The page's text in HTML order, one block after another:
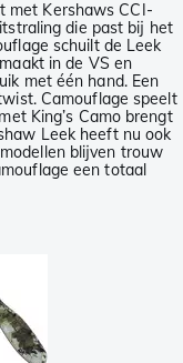
met Kershaws CCI-
die past bij het
schuilt de Leek
in de VS en
met één hand. Een
Camouflage speelt
King’s Camo brengt
Leek heeft nu ook
blijven trouw
een totaal